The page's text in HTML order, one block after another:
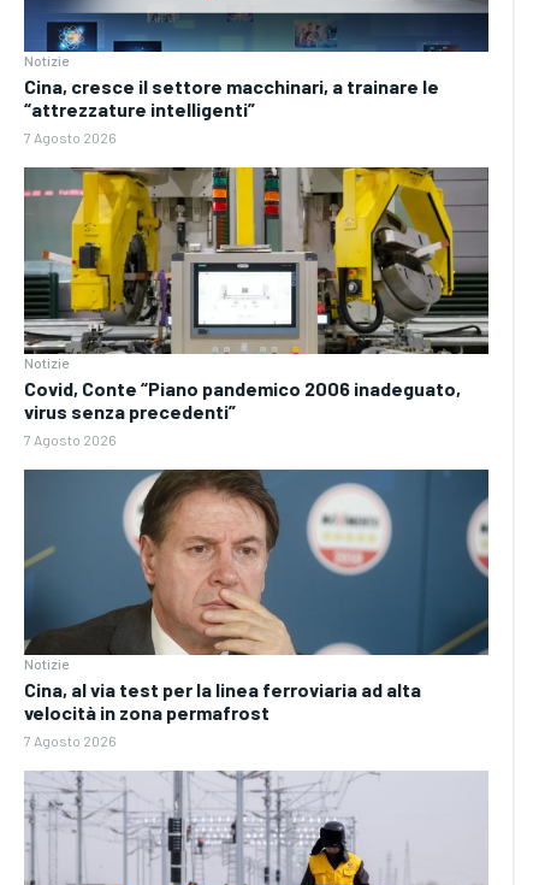
Notizie
Cina, cresce il settore macchinari, a trainare le
“attrezzature intelligenti”
7 Agosto 2026
Notizie
Covid, Conte “Piano pandemico 2006 inadeguato,
virus senza precedenti”
7 Agosto 2026
Notizie
Cina, al via test per la linea ferroviaria ad alta
velocità in zona permafrost
7 Agosto 2026